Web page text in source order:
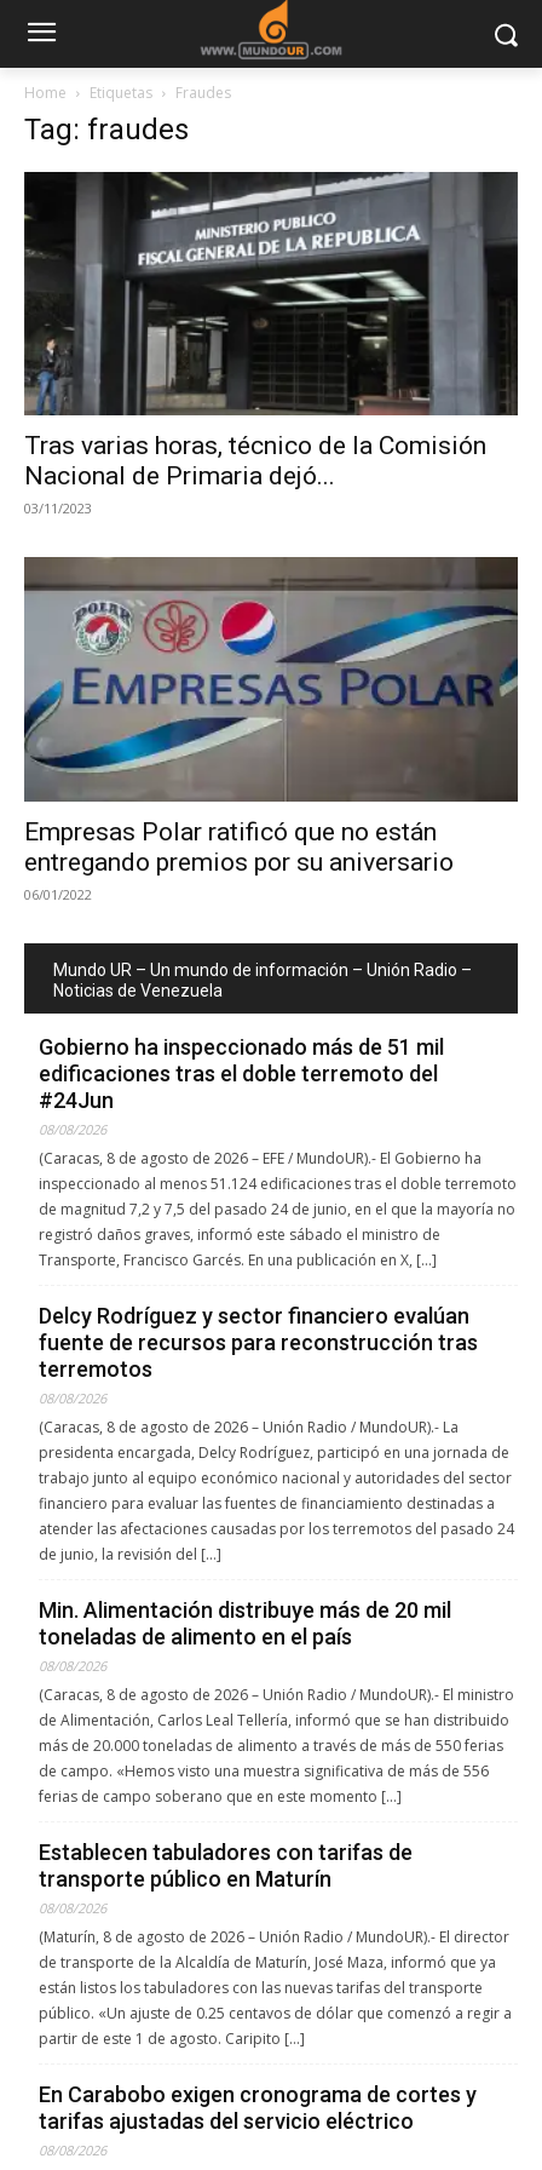
Home Etiquetas Fraudes
Tag: fraudes
Tras varias horas, técnico de la Comisión
Nacional de Primaria dejó...
03/11/2023
Empresas Polar ratificó que no están
entregando premios por su aniversario
06/01/2022
Mundo UR – Un mundo de información – Unión Radio –
Noticias de Venezuela
Gobierno ha inspeccionado más de 51 mil
edificaciones tras el doble terremoto del
#24Jun
08/08/2026
(Caracas, 8 de agosto de 2026 – EFE / MundoUR).- El Gobierno ha
inspeccionado al menos 51.124 edificaciones tras el doble terremoto
de magnitud 7,2 y 7,5 del pasado 24 de junio, en el que la mayoría no
registró daños graves, informó este sábado el ministro de
Transporte, Francisco Garcés. En una publicación en X, […]
Delcy Rodríguez y sector financiero evalúan
fuente de recursos para reconstrucción tras
terremotos
08/08/2026
(Caracas, 8 de agosto de 2026 – Unión Radio / MundoUR).- La
presidenta encargada, Delcy Rodríguez, participó en una jornada de
trabajo junto al equipo económico nacional y autoridades del sector
financiero para evaluar las fuentes de financiamiento destinadas a
atender las afectaciones causadas por los terremotos del pasado 24
de junio, la revisión del […]
Min. Alimentación distribuye más de 20 mil
toneladas de alimento en el país
08/08/2026
(Caracas, 8 de agosto de 2026 – Unión Radio / MundoUR).- El ministro
de Alimentación, Carlos Leal Tellería, informó que se han distribuido
más de 20.000 toneladas de alimento a través de más de 550 ferias
de campo. «Hemos visto una muestra significativa de más de 556
ferias de campo soberano que en este momento […]
Establecen tabuladores con tarifas de
transporte público en Maturín
08/08/2026
(Maturín, 8 de agosto de 2026 – Unión Radio / MundoUR).- El director
de transporte de la Alcaldía de Maturín, José Maza, informó que ya
están listos los tabuladores con las nuevas tarifas del transporte
público. «Un ajuste de 0.25 centavos de dólar que comenzó a regir a
partir de este 1 de agosto. Caripito […]
En Carabobo exigen cronograma de cortes y
tarifas ajustadas del servicio eléctrico
08/08/2026